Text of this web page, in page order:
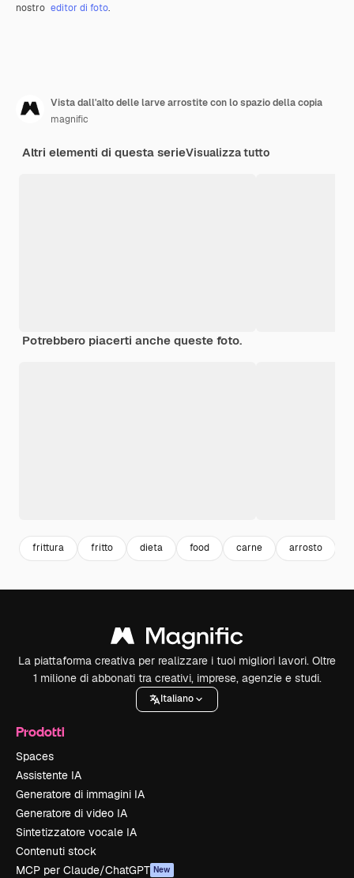
nostro editor di foto.
Vista dall'alto delle larve arrostite con lo spazio della copia
magnific
Altri elementi di questa serieVisualizza tutto
Potrebbero piacerti anche queste foto.
frittura fritto dieta food carne arrosto
La piattaforma creativa per realizzare i tuoi migliori lavori. Oltre
1 milione di abbonati tra creativi, imprese, agenzie e studi.
Italiano
Prodotti
Spaces
Assistente IA
Generatore di immagini IA
Generatore di video IA
Sintetizzatore vocale IA
Contenuti stock
MCP per Claude/ChatGPT New